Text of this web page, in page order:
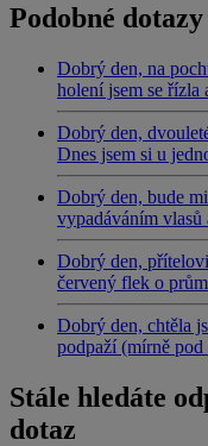
Podobné dotazy
Dobrý den, na
holení jsem se řízla
Dobrý den,
Dnes jsem si u
Dobrý den, bude
vypadáváním
Dobrý den,
červený flek o
Dobrý den, chtěla
podpaží (mírně
Stále hledáte
dotaz